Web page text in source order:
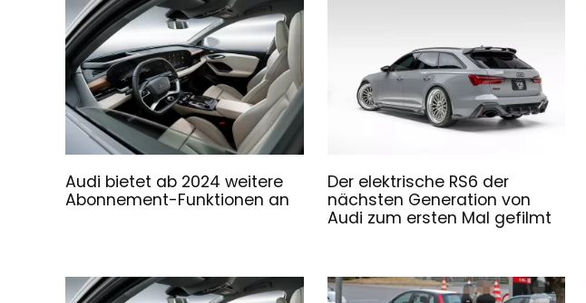
Audi bietet ab 2024 weitere
Abonnement-Funktionen an
Der elektrische RS6 der
nächsten Generation von
Audi zum ersten Mal gefilmt